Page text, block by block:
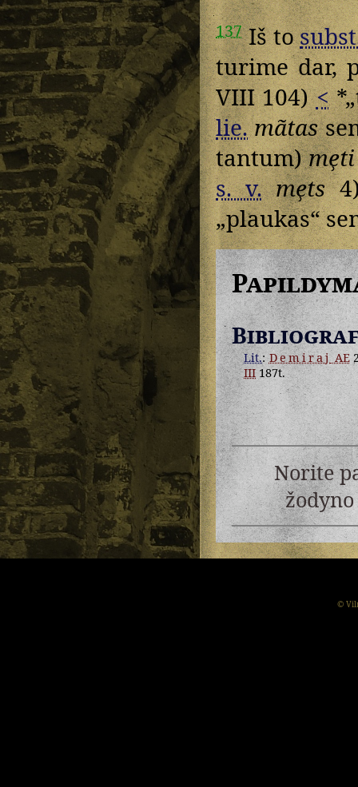
137Iš to
turime dar,
VIII 104)<
lie. mãtas
tantum)me̹ti
s. v. me̹ts
„plaukas“
Lit.:DemirajAE
III187t.
Norite
©